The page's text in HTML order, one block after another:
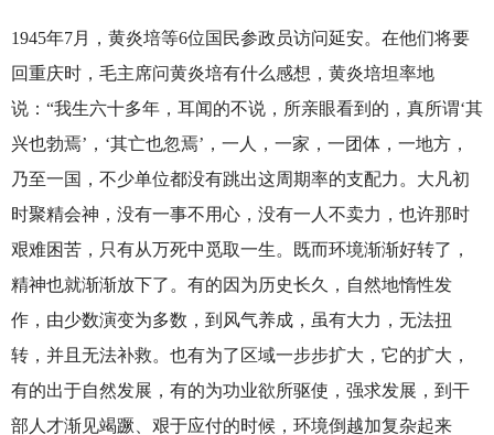
1945年7月，黄炎培等6位国民参政员访问延安。在他们将要
回重庆时，毛主席问黄炎培有什么感想，黄炎培坦率地
说：“我生六十多年，耳闻的不说，所亲眼看到的，真所谓‘其
兴也勃焉’，‘其亡也忽焉’，一人，一家，一团体，一地方，
乃至一国，不少单位都没有跳出这周期率的支配力。大凡初
时聚精会神，没有一事不用心，没有一人不卖力，也许那时
艰难困苦，只有从万死中觅取一生。既而环境渐渐好转了，
精神也就渐渐放下了。有的因为历史长久，自然地惰性发
作，由少数演变为多数，到风气养成，虽有大力，无法扭
转，并且无法补救。也有为了区域一步步扩大，它的扩大，
有的出于自然发展，有的为功业欲所驱使，强求发展，到干
部人才渐见竭蹶、艰于应付的时候，环境倒越加复杂起来